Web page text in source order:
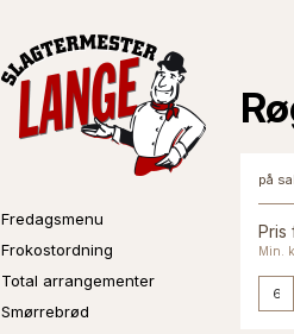
Fredagsmenu
Frokostordning
Total arrangementer
Smørrebrød
på
Pris
Min.